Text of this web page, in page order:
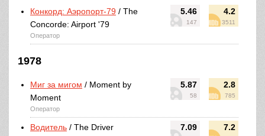
5.46
147
4.2
3511
Конкорд: Аэропорт-79 / The
Concorde: Airport '79
Оператор
1978
5.87
58
2.8
785
Миг за мигом / Moment by
Moment
Оператор
7.09 7.2
Водитель / The Driver